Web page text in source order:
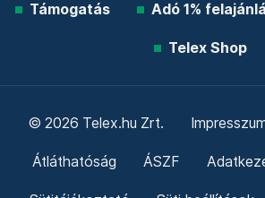
Támogatás Adó 1%
Telex Shop
© 2026 Telex.hu Zrt.
Átláthatóság ÁSZF